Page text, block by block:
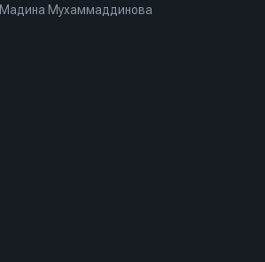
Мадина Мухаммаддинова